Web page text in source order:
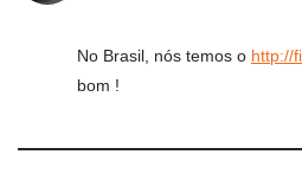
No Brasil, nós temos o http://
bom !